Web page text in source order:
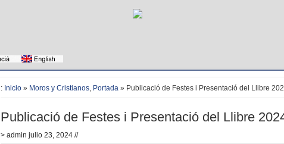
: Inicio » Moros y Cristianos, Portada » Publicació de Festes i Presentació del Llibre
Publicació de Festes i Presentació del Llibre
> admin julio 23, 2024 //